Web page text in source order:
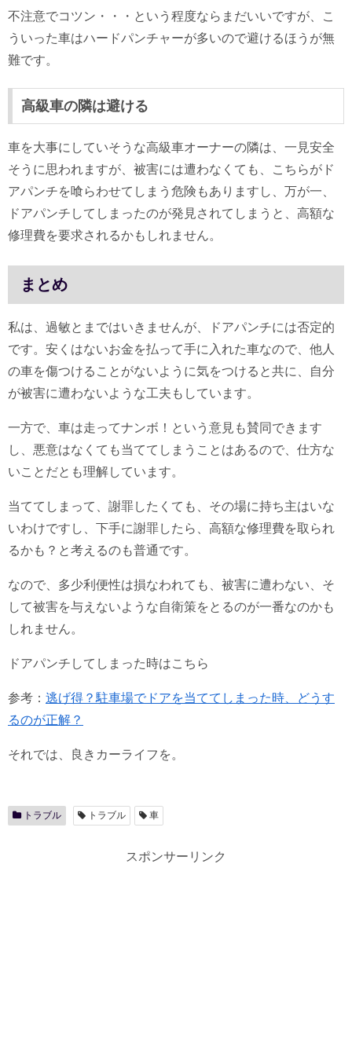
不注意でコツン・・・という程度ならまだいいですが、こ
ういった車はハードパンチャーが多いので避けるほうが無
難です。
高級車の隣は避ける
車を大事にしていそうな高級車オーナーの隣は、一見安全
そうに思われますが、被害には遭わなくても、こちらがド
アパンチを喰らわせてしまう危険もありますし、万が一、
ドアパンチしてしまったのが発見されてしまうと、高額な
修理費を要求されるかもしれません。
まとめ
私は、過敏とまではいきませんが、ドアパンチには否定的
です。安くはないお金を払って手に入れた車なので、他人
の車を傷つけることがないように気をつけると共に、自分
が被害に遭わないような工夫もしています。
一方で、車は走ってナンボ！という意見も賛同できます
し、悪意はなくても当ててしまうことはあるので、仕方な
いことだとも理解しています。
当ててしまって、謝罪したくても、その場に持ち主はいな
いわけですし、下手に謝罪したら、高額な修理費を取られ
るかも？と考えるのも普通です。
なので、多少利便性は損なわれても、被害に遭わない、そ
して被害を与えないような自衛策をとるのが一番なのかも
しれません。
ドアパンチしてしまった時はこちら
参考： 逃げ得？駐車場でドアを当ててしまった時、どうす
るのが正解？
それでは、良きカーライフを。
トラブル トラブル 車
スポンサーリンク